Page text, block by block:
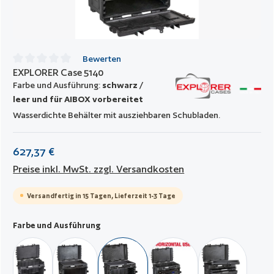
Durchschnittliche Bewertung von 0 von 5 Sternen
Bewerten
EXPLORER Case 5140
Farbe und Ausführung: schwarz /
leer und für AIBOX vorbereitet
Wasserdichte Behälter mit ausziehbaren Schubladen.
627,37 €
Preise inkl. MwSt. zzgl. Versandkosten
Versandfertig in 15 Tagen, Lieferzeit 1-3 Tage
Farbe und Ausführungauswählen